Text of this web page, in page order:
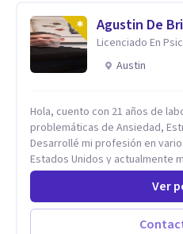
Agustin De
Licenciado En
Austin
Hola, cuento con 21 años de
problemáticas de Ansiedad, Estrés, depresión y
Desarrollé mi profesión en
Estados Unidos y actualmente
privada. Utilizo terapias
evidencia científica con
objetivos terapéuticos están
herramientas concretas para el
Ver